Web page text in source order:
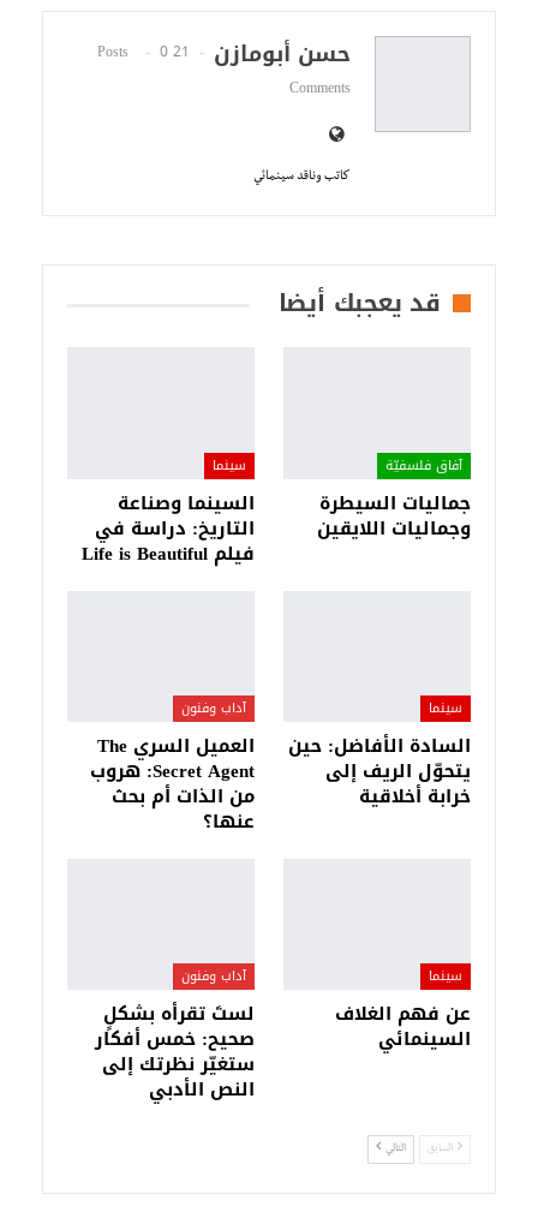
حسن أبومازن 21 Posts
0
Comments
كاتب وناقد سينمائي
قد يعجبك أيضا
آفاق فلسفيّة‎
جماليات السيطرة
وجماليات اللايقين
سينما
السينما وصناعة
التاريخ: دراسة في
فيلم Life is Beautiful
سينما
السادة الأفاضل: حين
يتحوّل الريف إلى
خرابة أخلاقية
آداب وفنون
العميل السري The
Secret Agent: هروب
من الذات أم بحث
عنها؟
سينما
عن فهم الغلاف
السينمائي
آداب وفنون
لستَ تقرأه بشكلٍ
صحيح: خمس أفكار
ستغيّر نظرتك إلى
النص الأدبي
السابق التالي